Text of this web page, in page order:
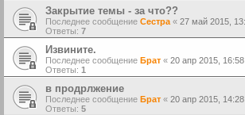
Закрытие темы - за что??
Последнее сообщение Сестра « 27 май 2015,
Ответы: 7
Извините.
Последнее сообщение Брат « 20 апр 2015, 16:58
Ответы: 1
в продрлжение
Последнее сообщение Брат « 20 апр 2015, 14:28
Ответы: 5